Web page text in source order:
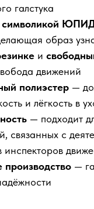
галстука
символикой
образ
и
движений
полиэстер —
и лёгкость в
— подходит
связанных с
производство —